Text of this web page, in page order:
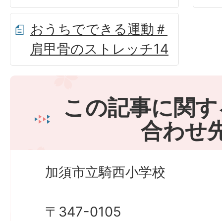
おうちでできる運動＃
肩甲骨のストレッチ14
この記事に関
合わせ
加須市立騎西小学校
〒347-0105